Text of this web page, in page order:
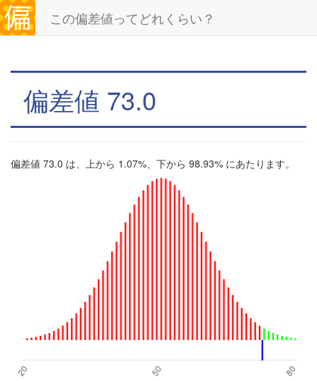
この偏差値ってどれくらい？
偏差値 73.0
偏差値 73.0 は、上から 1.07%、下から 98.93% にあたります。